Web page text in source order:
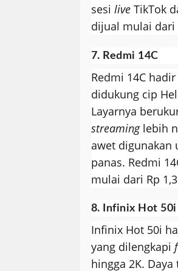
sesi live TikTok
dijual mulai dari
7. Redmi 14C
Redmi 14C
didukung cip
Layarnya
streaminglebih
awet digunakan
panas. Redmi
mulai dari Rp
8. Infinix Hot 50i
Infinix Hot 50i
yang dilengkapi
hingga 2K.